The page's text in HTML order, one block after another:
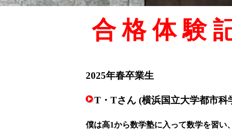
合 格 体 験
2025年春卒業生
T・Tさん (横浜国立大学都市科
僕は高1から数学塾に入って数学を習い